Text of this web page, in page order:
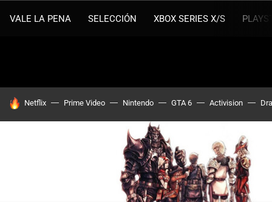
VALE LA PENA SELECCIÓN XBOX SERIES X/S
HOY SE HABLA DE
Netflix Prime Video Nintendo GTA 6 Activision